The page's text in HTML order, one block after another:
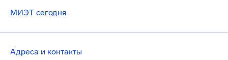
МИЭТ сегодня
Адреса и контакты